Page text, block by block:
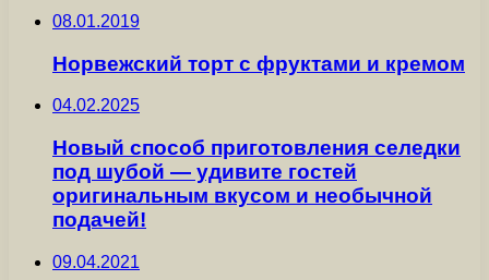
08.01.2019
Норвежский торт с фруктами и кремом
04.02.2025
Новый способ приготовления селедки
под шубой — удивите гостей
оригинальным вкусом и необычной
подачей!
09.04.2021